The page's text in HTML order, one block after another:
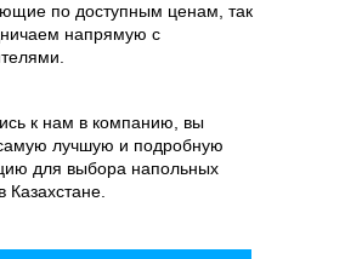
по доступным ценам, так
напрямую с
к нам в компанию, вы
лучшую и подробную
для выбора напольных
Казахстане.